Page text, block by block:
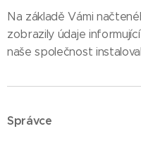
Na základě Vámi
zobrazily údaje
naše společnost
Správce